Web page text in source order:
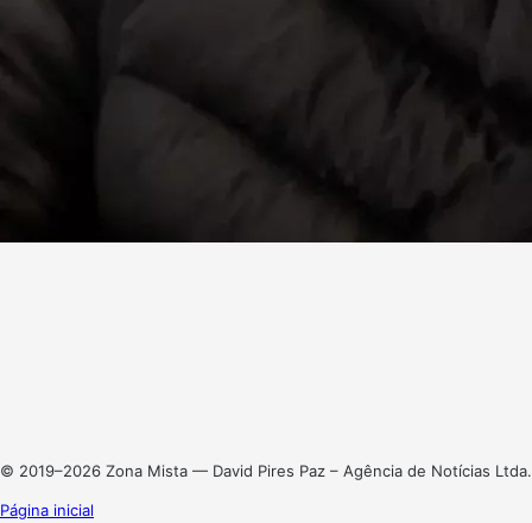
© 2019–2026 Zona Mista — David Pires Paz – Agência de Notícias Ltda.
Página inicial